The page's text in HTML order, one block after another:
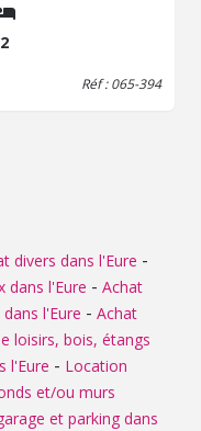
: D - Montant
pour un usage
- Prix Hon. Négo
TTC charge acq.
2
Réf : 065-394
divers dans l'Eure -
dans l'Eure - Achat
l'Eure - Achat
loisirs, bois, étangs
l'Eure - Location
et/ou murs
et parking dans